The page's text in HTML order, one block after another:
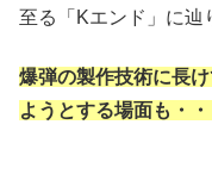
至る「Kエンド」に辿
爆弾の製作技術に長
ようとする場面も・・